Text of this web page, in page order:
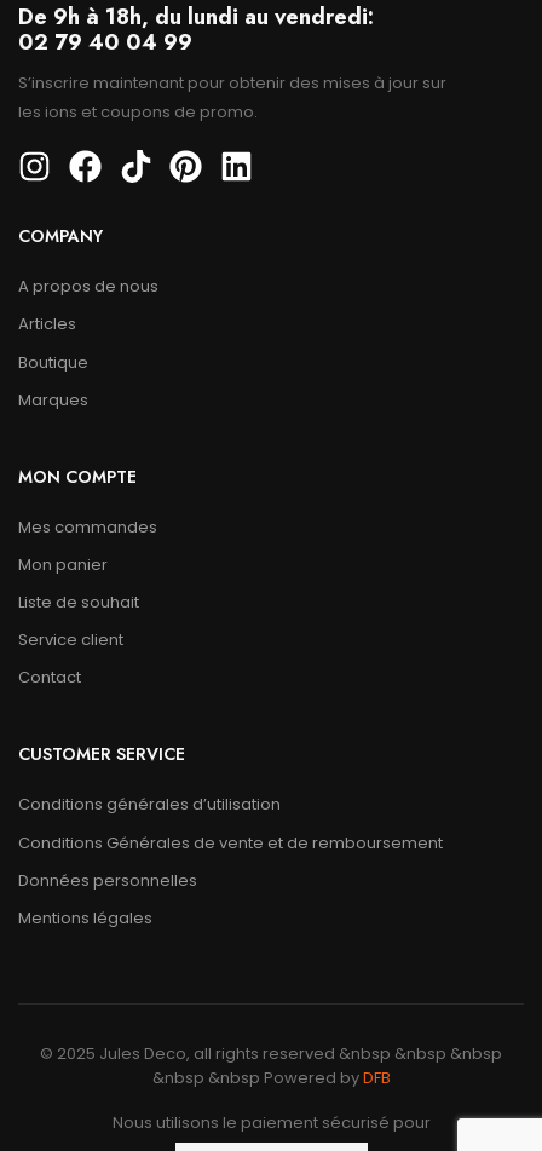
De 9h à 18h, du lundi au vendredi:
02 79 40 04 99
S’inscrire maintenant pour obtenir des mises à jour sur
les ions et coupons de promo.
COMPANY
A propos de nous
Articles
Boutique
Marques
MON COMPTE
Mes commandes
Mon panier
Liste de souhait
Service client
Contact
CUSTOMER SERVICE
Conditions générales d’utilisation
Conditions Générales de vente et de remboursement
Données personnelles
Mentions légales
© 2025 Jules Deco, all rights reserved &nbsp &nbsp &nbsp
&nbsp &nbsp Powered byDFB
Nous utilisons le paiement sécurisé pour